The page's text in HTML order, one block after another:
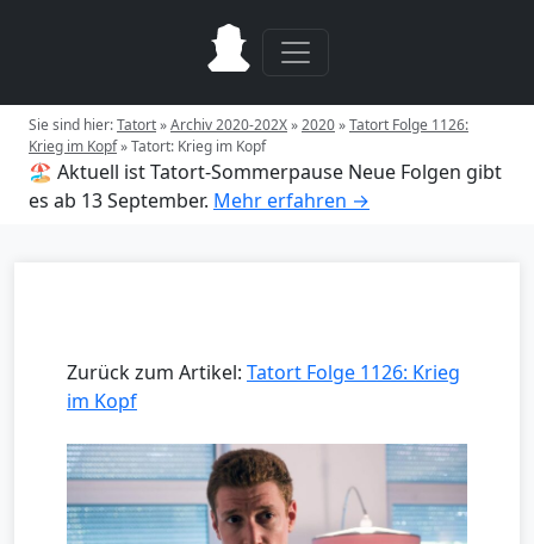
Sie sind hier:Tatort»Archiv 2020-202X»2020»Tatort Folge 1126:
Krieg im Kopf»Tatort: Krieg im Kopf
🏖️ Aktuell ist Tatort-Sommerpause Neue Folgen gibt
es ab 13 September. Mehr erfahren →
Zurück zum Artikel: Tatort Folge 1126: Krieg
im Kopf